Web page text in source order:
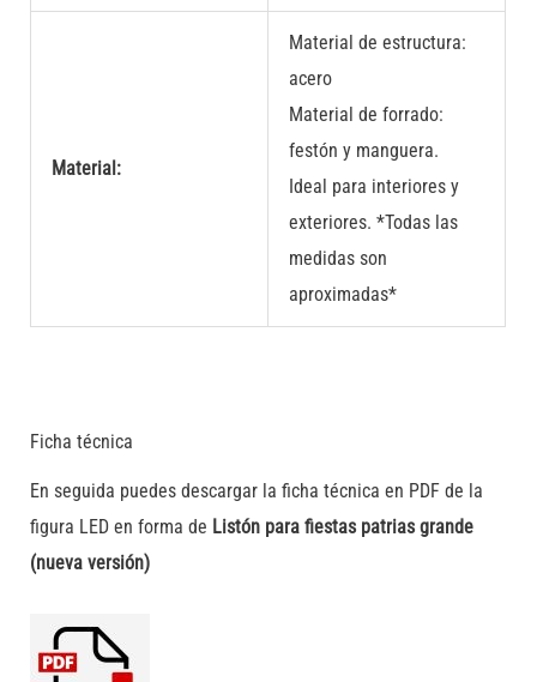
Material:
Material de estructura:
acero
Material de forrado:
festón y manguera.
Ideal para interiores y
exteriores. *Todas las
medidas son
aproximadas*
Ficha técnica
En seguida puedes descargar la ficha técnica en PDF de la
figura LED en forma de Listón para fiestas patrias grande
(nueva versión)